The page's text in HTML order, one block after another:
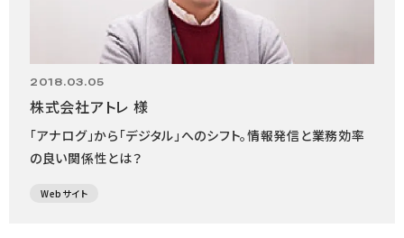
2018.03.05
株式会社アトレ 様
「アナログ」から「デジタル」へのシフト。情報発信と業務効率
の良い関係性とは？
Webサイト